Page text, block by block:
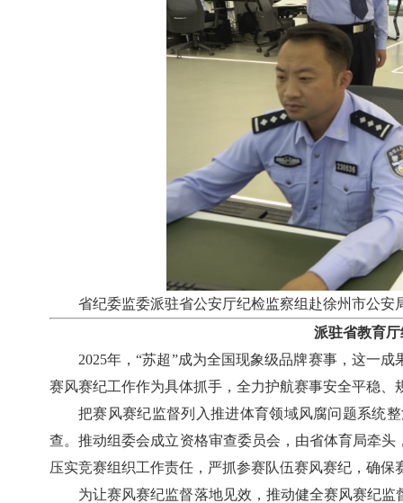
省纪委监委派驻省公安厅纪检监察组赴徐州市公
派驻省教育
2025年，“苏超”成为全国现象级品牌赛事，这一
赛风赛纪工作作为具体抓手，全力护航赛事安全平稳、
把赛风赛纪监督列入推进体育领域风腐问题系统
查。推动组委会成立资格审查委员会，由省体育局牵
压实竞赛组织工作责任，严抓参赛队伍赛风赛纪，确
为让赛风赛纪监督落地见效，推动健全赛风赛纪